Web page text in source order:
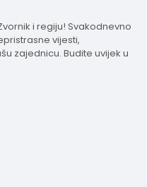
i regiju! Svakodnevno
vijesti,
zajednicu. Budite uvijek u